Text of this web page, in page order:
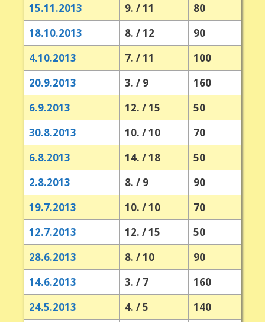
15.11.2013
9. / 11
80
18.10.2013
8. / 12
90
4.10.2013
7. / 11
100
20.9.2013
3. / 9
160
6.9.2013
12. / 15
50
30.8.2013
10. / 10
70
6.8.2013
14. / 18
50
2.8.2013
8. / 9
90
19.7.2013
10. / 10
70
12.7.2013
12. / 15
50
28.6.2013
8. / 10
90
14.6.2013
3. / 7
160
24.5.2013
4. / 5
140